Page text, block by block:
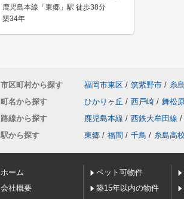
鹿児島本線「東郷」駅 徒歩38分
築34年
市区町村から探す 福岡市東区 / 筑紫野市 / 糸
町名から探す
ひかりヶ丘 / 西戸崎 / 舞松
路線から探す
鹿児島本線 / 西鉄大牟田線 /
駅から探す
東郷 / 福間 / 千鳥 / 糸島高
ホーム
会社概要
ペット可物件
築15年以内の物件